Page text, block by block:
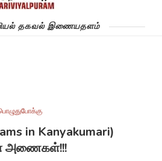
தகவல் இணையதளம்
in Kanyakumari)
அணைகள்!!!